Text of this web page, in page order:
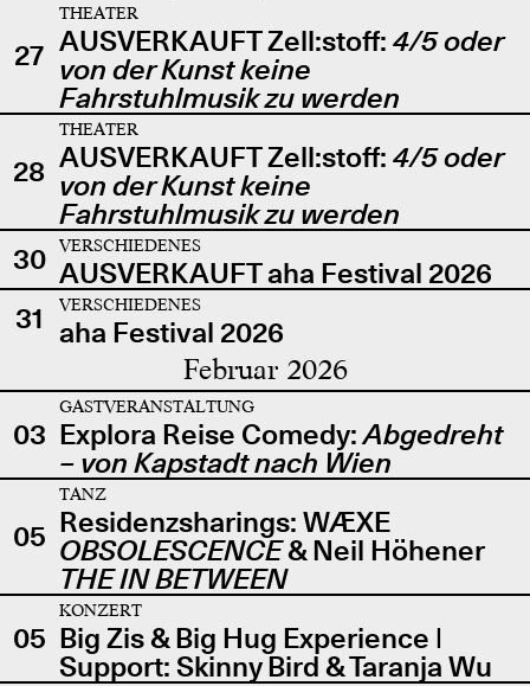
27
THEATER
AUSVERKAUFT Zell:stoff: 4/5 oder
von der Kunst keine
Fahrstuhlmusik zu werden
28
THEATER
AUSVERKAUFT Zell:stoff: 4/5 oder
von der Kunst keine
Fahrstuhlmusik zu werden
30
VERSCHIEDENES
AUSVERKAUFT aha Festival 2026
31
VERSCHIEDENES
aha Festival 2026
Februar 2026
03
GASTVERANSTALTUNG
Explora Reise Comedy:Abgedreht
– von Kapstadt nach Wien
05
TANZ
Residenzsharings: WÆXE
OBSOLESCENCE& Neil Höhener
THE IN BETWEEN
05
KONZERT
Big Zis & Big Hug Experience |
Support: Skinny Bird & Taranja Wu